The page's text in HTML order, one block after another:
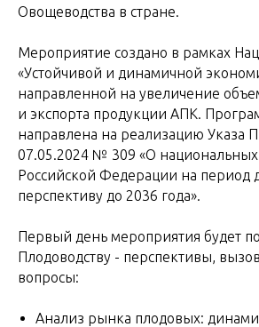
Овощеводства в стране.
Мероприятие создано в рамках
«Устойчивой и динамичной
направленной на увеличение
и экспорта продукции АПК.
направлена на реализацию Указа
07.05.2024 № 309 «О национальных
Российской Федерации на период
перспективу до 2036 года».
Первый день мероприятия будет
Плодоводству - перспективы,
вопросы:
Анализ рынка плодовых: